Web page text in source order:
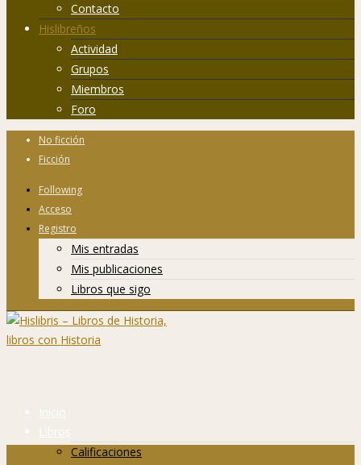
Contacto
Hislibreños
Actividad
Grupos
Miembros
Foro
No ficción
Ficción
Following
Acceso
Registro
Mis entradas
Mis publicaciones
Libros que sigo
Inicio
Libros
Calificaciones